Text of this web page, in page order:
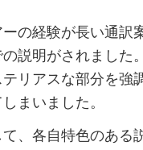
の経験が長い通訳
説明がされました
リアスな部分を強
まいました。
、各自特色のある